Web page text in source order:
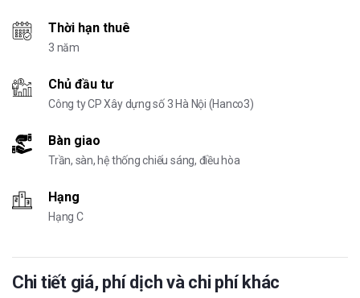
Thời hạn thuê
3 năm
Chủ đầu tư
Công ty CP Xây dựng số 3 Hà Nội (Hanco3)
Bàn giao
Trần, sàn, hệ thống chiếu sáng, điều hòa
Hạng
Hạng C
Chi tiết giá, phí dịch và chi phí khác